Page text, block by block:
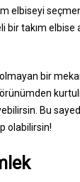
elbiseyi
bir takım elbise
bir
Bu
olabilirsin!